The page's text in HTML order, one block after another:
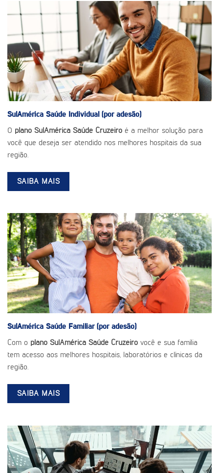
SulAmérica Saúde Individual (por adesão)
O plano SulAmérica Saúde Cruzeiro é a melhor solução para
você que deseja ser atendido nos melhores hospitais da sua
região.
SAIBA MAIS
SulAmérica Saúde Familiar (por adesão)
Com o plano SulAmérica Saúde Cruzeiro você e sua família
tem acesso aos melhores hospitais, laboratórios e clínicas da
região.
SAIBA MAIS